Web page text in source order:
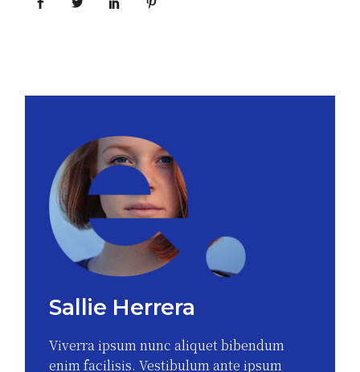
Sallie Herrera
Viverra ipsum nunc aliquet bibendum
enim facilisis. Vestibulum ante ipsum